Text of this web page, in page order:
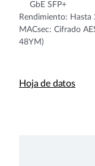
GbE SFP+
Rendimiento:
MACsec: Cifrado
48YM)
Hoja de datos